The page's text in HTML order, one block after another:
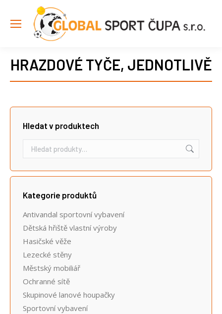
HRAZDOVÉ TYČE, JEDNOTLIVĚ
Hledat v produktech
Kategorie produktů
Antivandal sportovní vybavení
Dětská hřiště vlastní výroby
Hasičské věže
Lezecké stěny
Městský mobiliář
Ochranné sítě
Skupinové lanové houpačky
Sportovní vybavení